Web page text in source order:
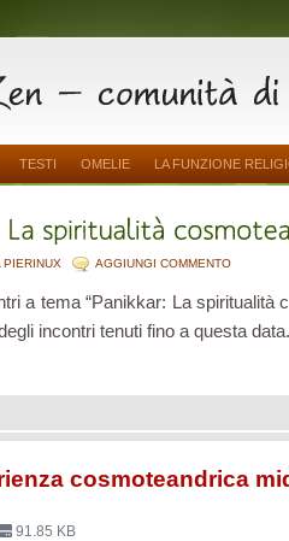
TESTI OMELIE LA FUNZIONE
PIERINUX AGGIUNGI COMMENTO
a tema “Panikkar: La spiritualità
incontri tenuti fino a questa data.
cosmoteandrica
91.85 KB